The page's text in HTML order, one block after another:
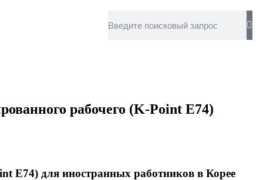
рабочего (K-Point E74)
E74) для иностранных работников в Корее